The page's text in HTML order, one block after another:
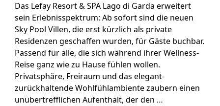
Das Lefay Resort & SPA Lago di Garda erweitert
sein Erlebnisspektrum: Ab sofort sind die neuen
Sky Pool Villen, die erst kürzlich als private
Residenzen geschaffen wurden, für Gäste buchbar.
Passend für alle, die sich während ihrer Wellness-
Reise ganz wie zu Hause fühlen wollen.
Privatsphäre, Freiraum und das elegant-
zurückhaltende Wohlfühlambiente zaubern einen
unübertrefflichen Aufenthalt, der den …